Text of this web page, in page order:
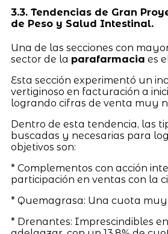
3.3. Tendencias de Gran
de Peso y Salud Intestinal.
Una de las secciones con
sector de la parafarmacia es
Esta sección experimentó un
vertiginoso en facturación a
logrando cifras de venta muy
Dentro de esta tendencia, las
buscadas y necesarias para
objetivos son:
* Complementos con acción
participación en ventas con la
* Quemagrasa: Una cuota muy
* Drenantes: Imprescindibles